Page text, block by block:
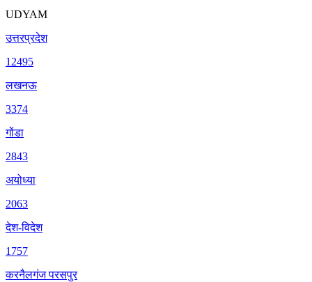
UDYAM
उत्तरप्रदेश
12495
लखनऊ
3374
गोंडा
2843
अयोध्या
2063
देश-विदेश
1757
करनैलगंज परसपुर